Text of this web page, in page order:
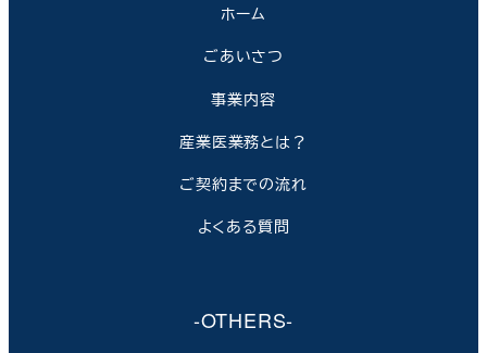
ホーム
ごあいさつ
事業内容
産業医業務とは？
ご契約までの流れ
よくある質問
-OTHERS-